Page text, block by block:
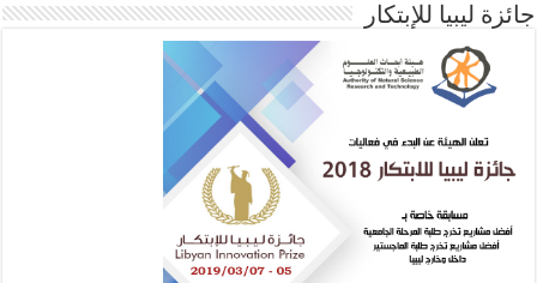
جائزة ليبيا للإبتكار